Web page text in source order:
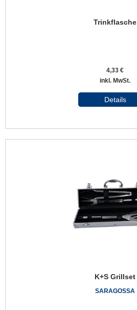
Trinkflasche
4,33 €
inkl. MwSt.
Details
K+S Grillset
SARAGOSSA